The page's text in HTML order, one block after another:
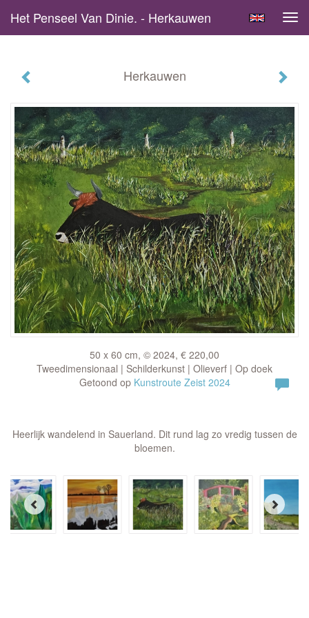
Het Penseel Van Dinie. - Herkauwen
Herkauwen
50 x 60 cm, © 2024, € 220,00
Tweedimensionaal | Schilderkunst | Olieverf | Op doek
Getoond op Kunstroute Zeist 2024
Heerlijk wandelend in Sauerland. Dit rund lag zo vredig tussen de
bloemen.